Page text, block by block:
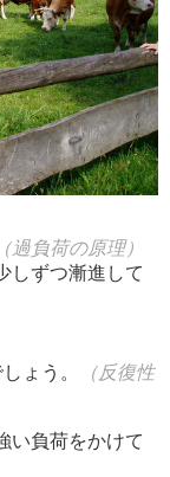
（過負荷の原理）
しずつ漸進して
ょう。
（反復性
い負荷をかけて